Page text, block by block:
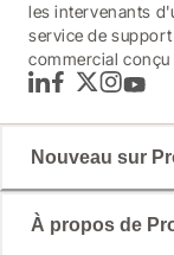
les intervenants
service de
commercial conçu
LinkedInFacebook
TwitterInstagram
YouTube
Nouveau sur
À propos de